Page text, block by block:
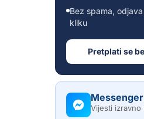
Bez spama,
kliku
Pretplati se
Vijesti izravno